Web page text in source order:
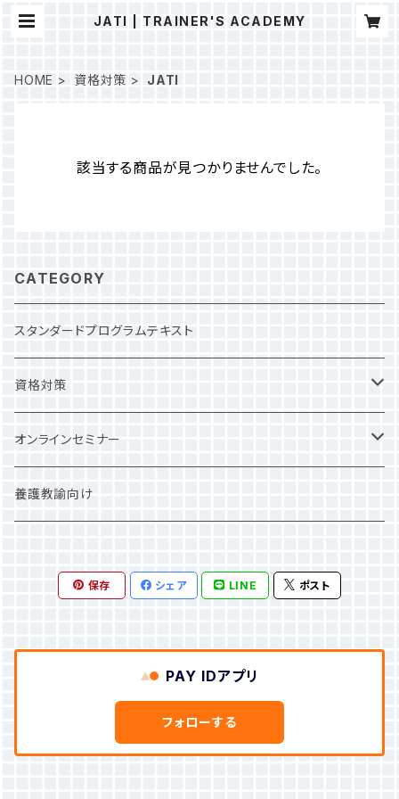
JATI | TRAINER'S ACADEMY
HOME 資格対策 JATI
該当する商品が見つかりませんでした。
CATEGORY
スタンダードプログラムテキスト
資格対策
NSCA
JATI
健康運動実践指導者
オンラインセミナー
一般価格
養護教諭向け
保存 シェア LINE ポスト
PAY IDアプリ
フォローする